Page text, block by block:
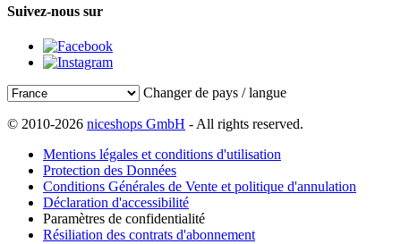
Suivez-nous sur
Changer de pays / langue
© 2010-2026 niceshops GmbH - All rights reserved.
Mentions légales et conditions d'utilisation
Protection des Données
Conditions Générales de Vente et politique d'annulation
Déclaration d'accessibilité
Paramètres de confidentialité
Résiliation des contrats d'abonnement